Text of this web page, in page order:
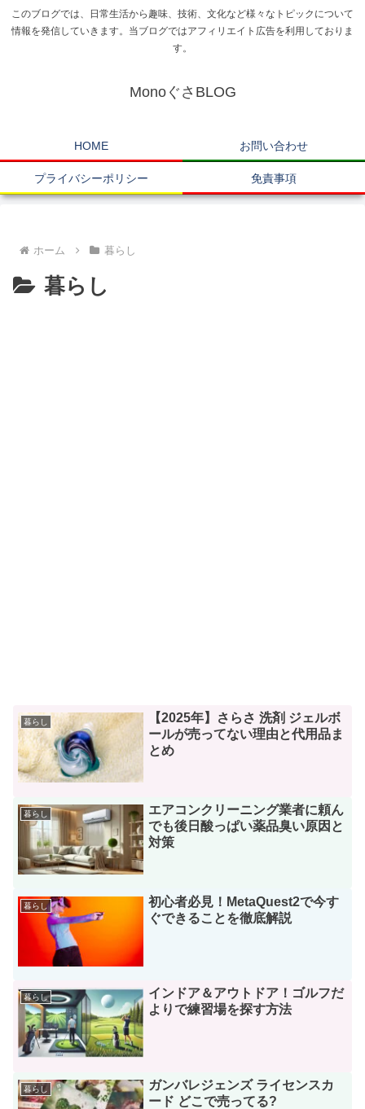
このブログでは、日常生活から趣味、技術、文化など様々なトピックについて
情報を発信していきます。当ブログではアフィリエイト広告を利用しておりま
す。
MonoぐさBLOG
HOME お問い合わせ
プライバシーポリシー 免責事項
ホーム 暮らし
暮らし
暮らし
【2025年】さらさ 洗剤 ジェルボ
ールが売ってない理由と代用品ま
とめ
暮らし
エアコンクリーニング業者に頼ん
でも後日酸っぱい薬品臭い原因と
対策
暮らし
初心者必見！MetaQuest2で今す
ぐできることを徹底解説
暮らし
インドア＆アウトドア！ゴルフだ
よりで練習場を探す方法
暮らし
ガンバレジェンズ ライセンスカ
ード どこで売ってる?